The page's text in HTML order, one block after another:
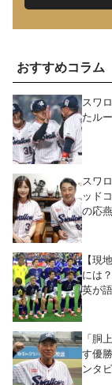
おすすめコラム
スワ
たル
スワ
ッド
の応
【現
には
英が
「胴
す優
ンタ